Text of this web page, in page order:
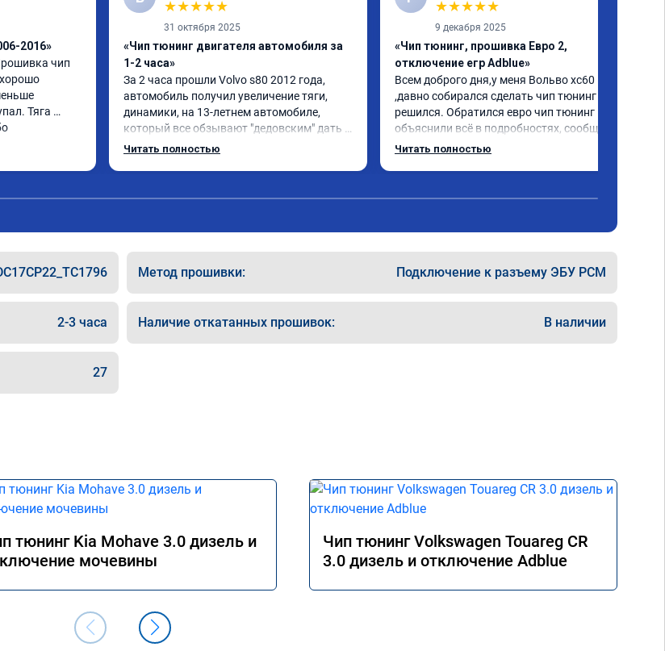
2016»
чип
Тяга
★★★★★
31 октября 2025
«Чип тюнинг двигателя автомобиля за
1-2 часа»
За 2 часа прошли Volvo s80 2012 года,
автомобиль получил увеличение тяги,
динамики, на 13-летнем автомобиле,
который все обзывают "дедовским" дать
230+ на трассе - дорого стоит) спасибо
Читать полностью
★★★★★
9 декабря 2025
«Чип тюнинг, прошивка Евро 2,
отключение егр Adblue»
Всем доброго дня,у меня Вольво xc60
,давно собирался сделать чип тюнинг и
решился. Обратился евро чип тюнинг мне
объяснили всё в подробностях, сообщили
сумму записали. Приехал в назначенное
Читать полностью
Метод прошивки: Подключение к разъему ЭБУ PCM
2-3 часа Наличие откатанных прошивок: В наличии
27
тюнинг Kia Mohave 3.0 дизель и
мочевины
Чип тюнинг Volkswagen Touareg CR
3.0 дизель и отключение Adblue